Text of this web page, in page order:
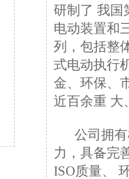
研制了 我国
电动装置和
列，包括整
式电动执行
金、环保、
近百余重 大
公司拥有
力，具备完
ISO质量、